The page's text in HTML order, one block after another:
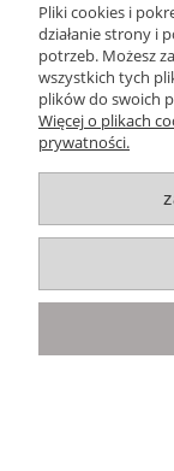
Pliki cookies i
działanie strony i
potrzeb. Możesz
wszystkich tych
plików do swoich
Więcej o plikach
prywatności.